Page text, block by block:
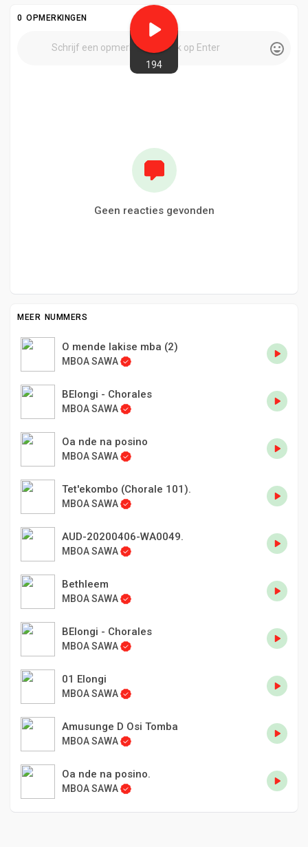
194
0 OPMERKINGEN
Geen reacties gevonden
MEER NUMMERS
O mende lakise mba (2)
MBOA SAWA
BElongi - Chorales
MBOA SAWA
Oa nde na posino
MBOA SAWA
Tet'ekombo (Chorale 101).
MBOA SAWA
AUD-20200406-WA0049.
MBOA SAWA
Bethleem
MBOA SAWA
BElongi - Chorales
MBOA SAWA
01 Elongi
MBOA SAWA
Amusunge D Osi Tomba
MBOA SAWA
Oa nde na posino.
MBOA SAWA